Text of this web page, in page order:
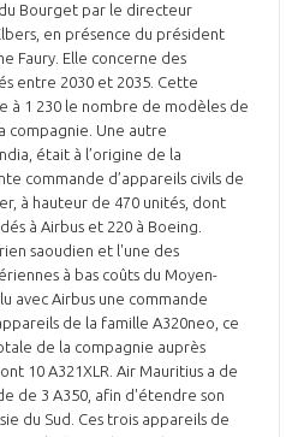
Bourget par le directeur
en présence du président
Faury. Elle concerne des
entre 2030 et 2035. Cette
à 1 230 le nombre de modèles de
compagnie. Une autre
était à l’origine de la
commande d’appareils civils de
à hauteur de 470 unités, dont
à Airbus et 220 à Boeing.
saoudien et l'une des
à bas coûts du Moyen-
avec Airbus une commande
de la famille A320neo, ce
de la compagnie auprès
10 A321XLR. Air Mauritius a de
de 3 A350, afin d'étendre son
du Sud. Ces trois appareils de